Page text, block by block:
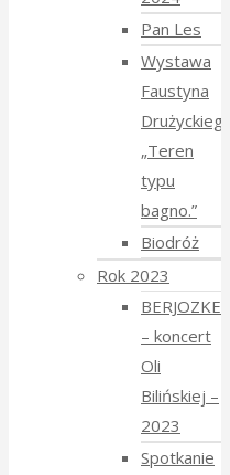
Pan Les
Wystawa
Faustyna
Drużyckiego
„Teren
typu
bagno.”
Biodróż
Rok 2023
BERJOZKELE
– koncert
Oli
Bilińskiej –
2023
Spotkanie